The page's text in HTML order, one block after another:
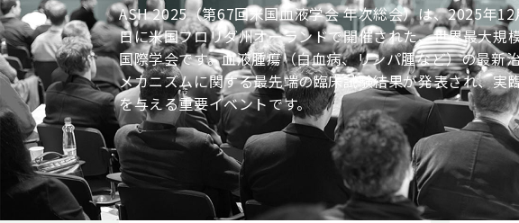
ASH 2025（第67回米国血液学会 年次総会）は、2025年
日に米国フロリダ州オーランドで開催された、世界最大規
国際学会です。血液腫瘍（白血病、リンパ腫など）の最新
メカニズムに関する最先端の臨床試験結果が発表され、実
を与える重要イベントです。